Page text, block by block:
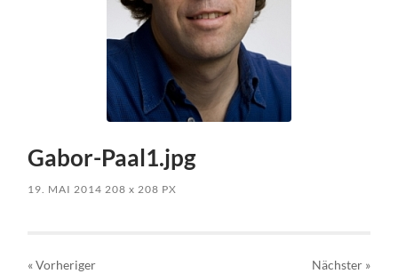
Gabor-Paal1.jpg
19. MAI 2014 208x 208 PX
« Vorheriger Nächster »